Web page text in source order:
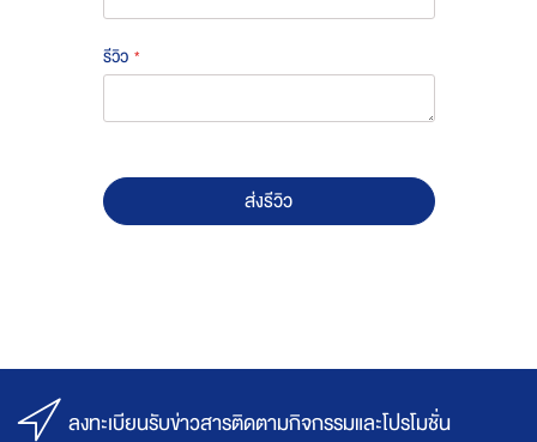
รีวิว
ส่งรีวิว
ลงทะเบียนรับข่าวสารติดตามกิจกรรมและโปรโมชั่น